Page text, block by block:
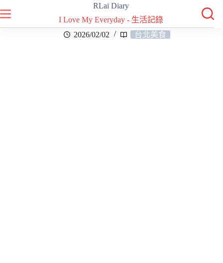
RLai Diary
I Love My Everyday - 生活記錄
2026/02/02
台北美食